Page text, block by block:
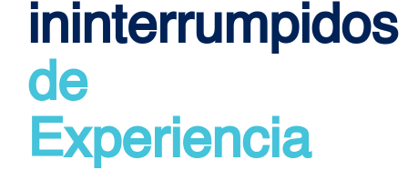
ininterrumpidos
de
Experiencia